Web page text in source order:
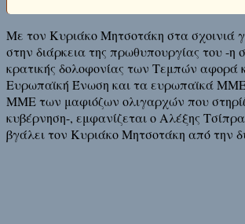
Με τον Κυριάκο Μητσοτάκη στα σχοινιά
στην διάρκεια της πρωθυπουργίας του -η
κρατικής δολοφονίας των Τεμπών αφορά
Ευρωπαϊκή Ένωση και τα ευρωπαϊκά
ΜΜΕ των μαφιόζων ολιγαρχών που
κυβέρνηση-, εμφανίζεται ο Αλέξης
βγάλει τον Κυριάκο Μητσοτάκη από την